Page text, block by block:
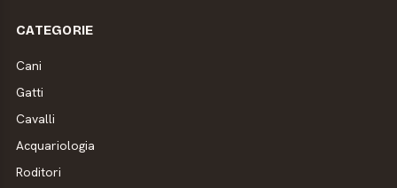
CATEGORIE
Cani
Gatti
Cavalli
Acquariologia
Roditori